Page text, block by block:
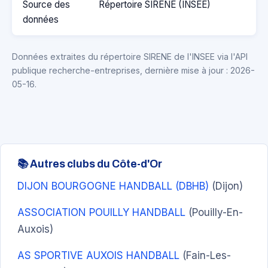
Source des
données
Répertoire SIRENE (INSEE)
Données extraites du répertoire SIRENE de l'INSEE via l'API
publique recherche-entreprises, dernière mise à jour : 2026-
05-16.
📚 Autres clubs du Côte-d'Or
DIJON BOURGOGNE HANDBALL (DBHB) (Dijon)
ASSOCIATION POUILLY HANDBALL (Pouilly-En-
Auxois)
AS SPORTIVE AUXOIS HANDBALL (Fain-Les-